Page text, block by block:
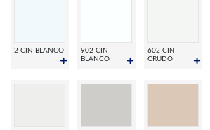
2 CIN BLANCO
902 CIN
BLANCO
602 CIN
CRUDO